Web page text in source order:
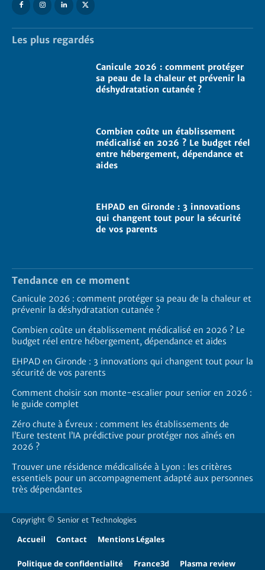
Les plus regardés
Canicule 2026 : comment protéger
sa peau de la chaleur et prévenir la
déshydratation cutanée ?
Combien coûte un établissement
médicalisé en 2026 ? Le budget réel
entre hébergement, dépendance et
aides
EHPAD en Gironde : 3 innovations
qui changent tout pour la sécurité
de vos parents
Tendance en ce moment
Canicule 2026 : comment protéger sa peau de la chaleur et
prévenir la déshydratation cutanée ?
Combien coûte un établissement médicalisé en 2026 ? Le
budget réel entre hébergement, dépendance et aides
EHPAD en Gironde : 3 innovations qui changent tout pour la
sécurité de vos parents
Comment choisir son monte-escalier pour senior en 2026 :
le guide complet
Zéro chute à Évreux : comment les établissements de
l’Eure testent l’IA prédictive pour protéger nos aînés en
2026 ?
Trouver une résidence médicalisée à Lyon : les critères
essentiels pour un accompagnement adapté aux personnes
très dépendantes
Copyright © Senior et Technologies
Accueil Contact Mentions Légales
Politique de confidentialité France3d Plasma review